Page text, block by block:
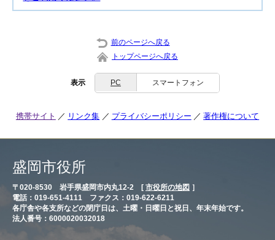
前のページへ戻る
トップページへ戻る
表示 PC スマートフォン
携帯サイト リンク集 プライバシーポリシー 著作権について
盛岡市役所
〒020-8530 岩手県盛岡市内丸12-2 [ 市役所の地図 ］
電話：019-651-4111 ファクス：019-622-6211
各庁舎や各支所などの閉庁日は、土曜・日曜日と祝日、年末年始です。
法人番号：6000020032018